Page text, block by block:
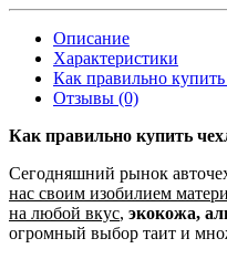
Описание
Характеристики
Как правильно
Отзывы (0)
Как правильно купить
Сегодняшний рынок
нас своим изобилием
на любой вкус, экокожа,
огромный выбор таит и